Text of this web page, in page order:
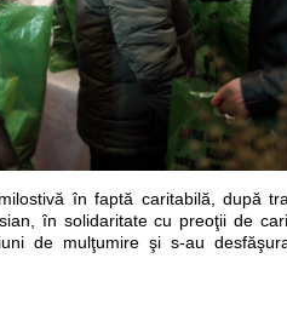
în faptă caritabilă, după
în solidaritate cu preoţii de
de mulţumire şi s-au